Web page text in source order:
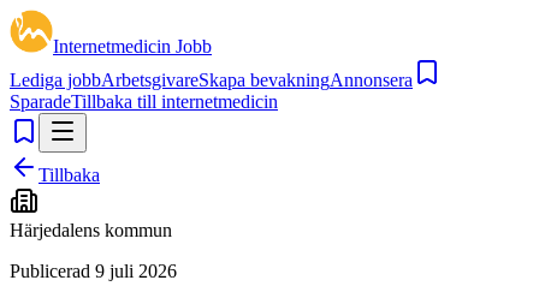
Internetmedicin Jobb
Lediga jobbArbetsgivareSkapa bevakningAnnonsera
SparadeTillbaka till internetmedicin
Tillbaka
Härjedalens kommun
Publicerad 9 juli 2026